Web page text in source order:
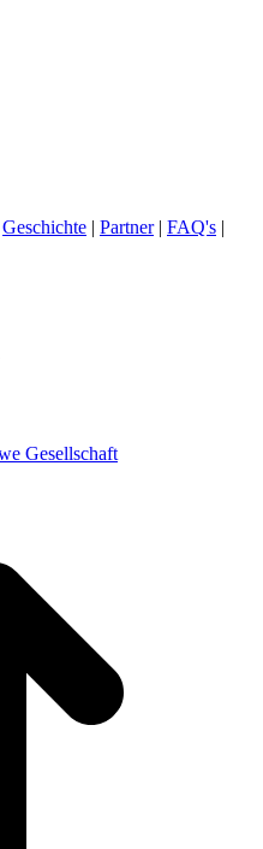
Geschichte | Partner| FAQ's |